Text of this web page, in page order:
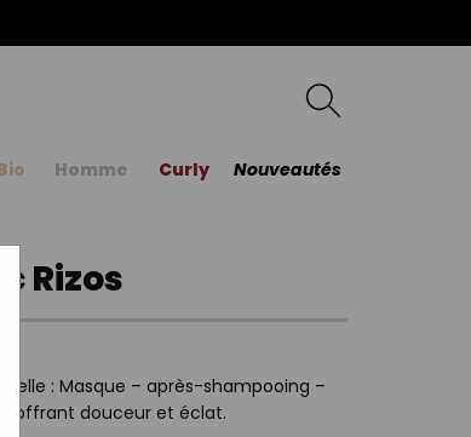
Homme Curly Nouveautés
Rizos
: Masque – après-shampooing –
offrant douceur et éclat.